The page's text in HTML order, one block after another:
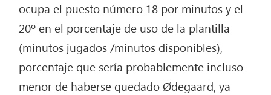
ocupa el puesto número 18 por minutos y el
20º en el porcentaje de uso de la plantilla
(minutos jugados /minutos disponibles),
porcentaje que sería probablemente incluso
menor de haberse quedado Ødegaard, ya